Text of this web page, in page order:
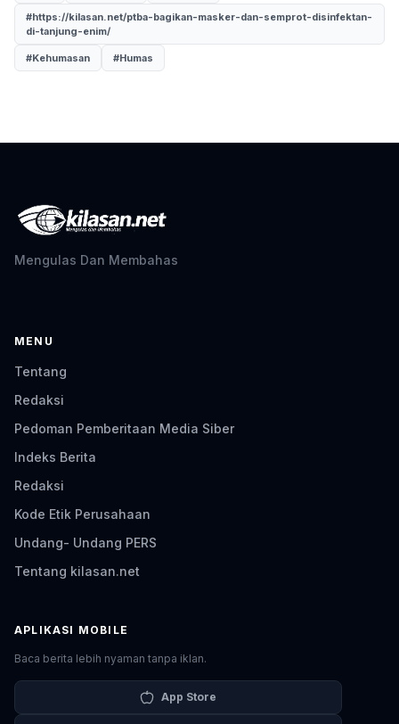
#https://kilasan.net/ptba-bagikan-masker-dan-semprot-disinfektan-
di-tanjung-enim/
#Kehumasan #Humas
Mengulas Dan Membahas
MENU
Tentang
Redaksi
Pedoman Pemberitaan Media Siber
Indeks Berita
Redaksi
Kode Etik Perusahaan
Undang- Undang PERS
Tentang kilasan.net
APLIKASI MOBILE
Baca berita lebih nyaman tanpa iklan.
App Store